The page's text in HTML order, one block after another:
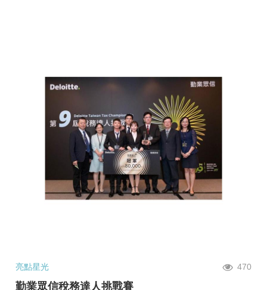
亮點星光 470
勤業眾信稅務達人挑戰賽